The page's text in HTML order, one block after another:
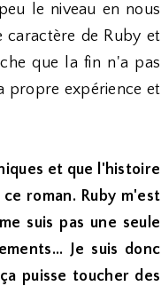
le niveau en nous
caractère de Ruby et
que la fin n'a pas
propre expérience et
et que l'histoire
roman. Ruby m'est
suis pas une seule
Je suis donc
puisse toucher des